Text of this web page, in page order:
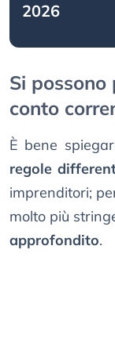
2026
Si
conto
È bene
regole
imprenditori;
molto più
approfondito.